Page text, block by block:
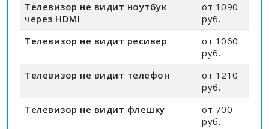
Телевизор не видит ноутбук
через HDMI
от 1090
руб.
Телевизор не видит ресивер
от 1060
руб.
Телевизор не видит телефон
от 1210
руб.
Телевизор не видит флешку
от 700
руб.